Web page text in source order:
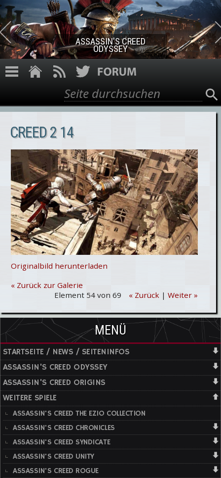
Direkt zum Inhalt
ASSASSIN'S CREED ROGUE
REMASTERED
Suchformular
Suche
CREED 2 14
Originalbild herunterladen
« Zurück zur Galerie
Element 54 von 69
« Zurück| Weiter »
MENÜ
STARTSEITE / NEWS / SEITENINFOS
ASSASSIN'S CREED ODYSSEY
ASSASSIN'S CREED ORIGINS
WEITERE SPIELE
ASSASSIN'S CREED THE EZIO COLLECTION
ASSASSIN'S CREED CHRONICLES
ASSASSIN'S CREED SYNDICATE
ASSASSIN'S CREED UNITY
ASSASSIN'S CREED ROGUE